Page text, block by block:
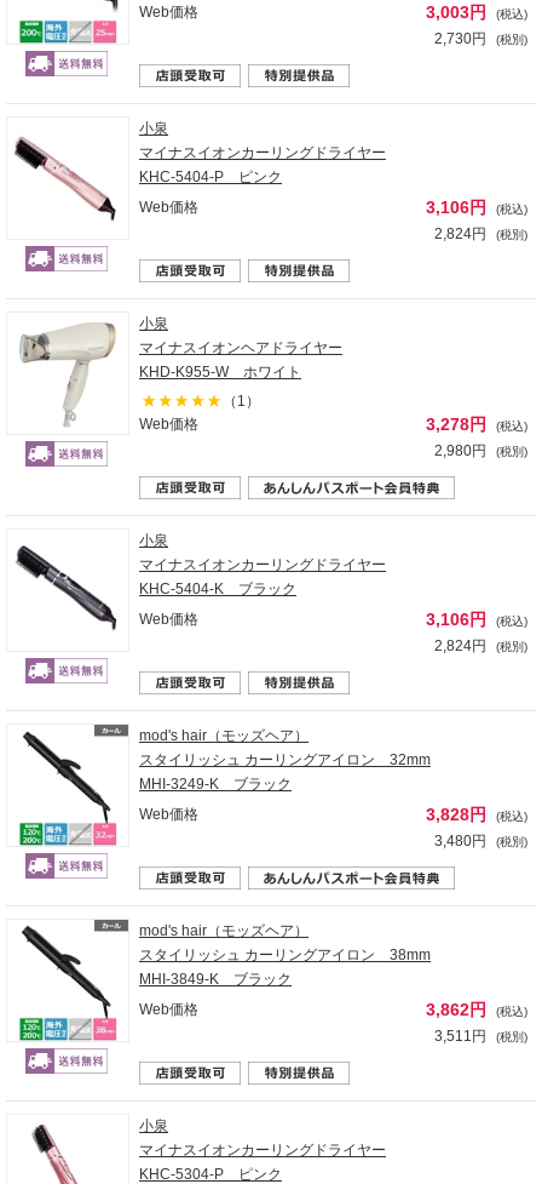
Web価格
3,003円 (税込)
2,730円 (税別)
小泉
マイナスイオンカーリングドライヤー
KHC-5404-P ピンク
Web価格
3,106円 (税込)
2,824円 (税別)
小泉
マイナスイオンヘアドライヤー
KHD-K955-W ホワイト
（1）
Web価格
3,278円 (税込)
2,980円 (税別)
小泉
マイナスイオンカーリングドライヤー
KHC-5404-K ブラック
Web価格
3,106円 (税込)
2,824円 (税別)
mod's hair（モッズヘア）
スタイリッシュ カーリングアイロン 32mm
MHI-3249-K ブラック
Web価格
3,828円 (税込)
3,480円 (税別)
mod's hair（モッズヘア）
スタイリッシュ カーリングアイロン 38mm
MHI-3849-K ブラック
Web価格
3,862円 (税込)
3,511円 (税別)
小泉
マイナスイオンカーリングドライヤー
KHC-5304-P ピンク